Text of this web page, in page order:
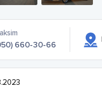
660-30-66